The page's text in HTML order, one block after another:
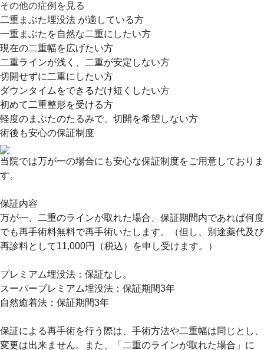
その他の症例を見る
二重まぶた埋没法 が適している方
一重まぶたを自然な二重にしたい方
現在の二重幅を広げたい方
二重ラインが浅く、二重が安定しない方
切開せずに二重にしたい方
ダウンタイムをできるだけ短くしたい方
初めて二重整形を受ける方
軽度のまぶたのたるみで、切開を希望しない方
術後も安心の保証制度
当院では万が一の場合にも安心な保証制度をご用意しておりま
す。
保証内容
万が一、二重のラインが取れた場合、保証期間内であれば何度
でも再手術料無料で再手術いたします。（但し、別途薬代及び
再診料として11,000円（税込）を申し受けます。）
プレミアム埋没法：保証なし。
スーパープレミアム埋没法：保証期間3年
自然癒着法：保証期間3年
保証による再手術を行う際は、手術方法や二重幅は同じとし、
変更は出来ません。また、「二重のラインが取れた場合」に